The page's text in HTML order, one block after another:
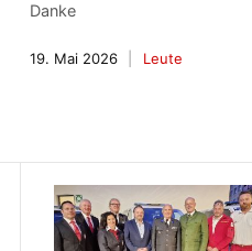
Danke
19. Mai 2026 Leute